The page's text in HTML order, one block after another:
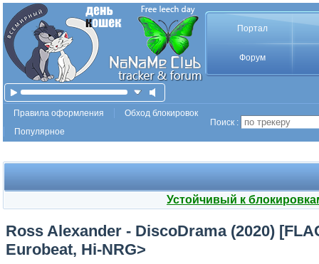
Портал
Форум
Правила оформления
Обход блокировок
Популярное
Поиск :
Устойчивый к
Ross Alexander - DiscoDrama (2020)
Eurobeat, Hi-NRG>